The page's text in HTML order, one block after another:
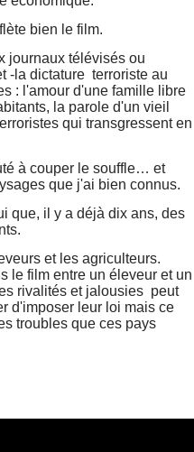
bien le film.
journaux télévisés ou
-la dictature terroriste au
: l'amour d'une famille libre
la parole d'un vieil
qui transgressent en
à couper le souffle… et
que j'ai bien connus.
que, il y a déjà dix ans, des
et les agriculteurs.
le film entre un éleveur et un
rivalités et jalousies peut
d'imposer leur loi mais ce
troubles que ces pays